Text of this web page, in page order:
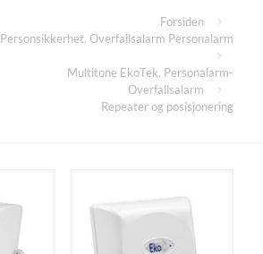
Forsiden
Personsikkerhet. Overfallsalarm Personalarm
Multitone EkoTek. Personalarm-
Overfallsalarm
Repeater og posisjonering